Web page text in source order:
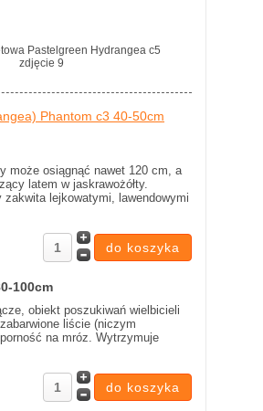
Pastelgreen Hydrangea c5
zdjęcie 9
Phantom c3 40-50cm
może osiągnąć nawet 120 cm, a
latem w jaskrawożółty.
lejkowatymi, lawendowymi
100cm
obiekt poszukiwań wielbicieli
liście (niczym
na mróz. Wytrzymuje